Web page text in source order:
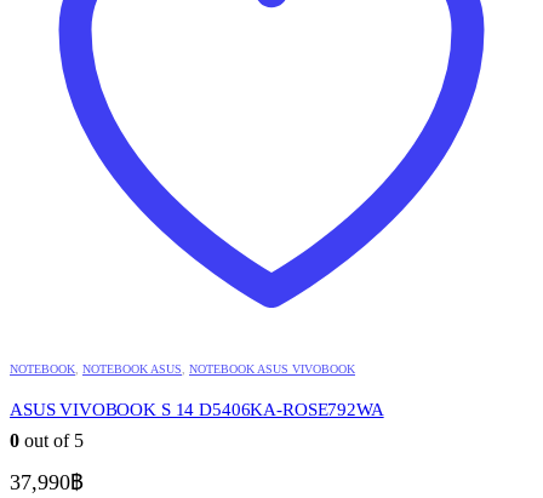
NOTEBOOK NOTEBOOK ASUS NOTEBOOK ASUS VIVOBOOK
ASUS VIVOBOOK S 14 D5406KA-ROSE792WA
0 out of 5
37,990฿